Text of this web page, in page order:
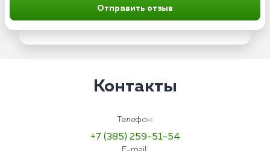
Отправить отзыв
Контакты
Телефон:
+7 (385) 259-51-54